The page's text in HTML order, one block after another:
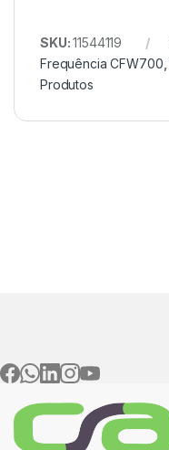
SKU:11544119
Frequência CFW700
Produtos